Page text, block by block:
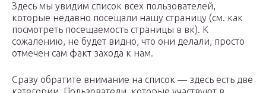
Здесь мы увидим список всех пользователей,
которые недавно посещали нашу страницу (см. как
посмотреть посещаемость страницы в вк). К
сожалению, не будет видно, что они делали, просто
отмечен сам факт захода к нам.
Сразу обратите внимание на список — здесь есть две